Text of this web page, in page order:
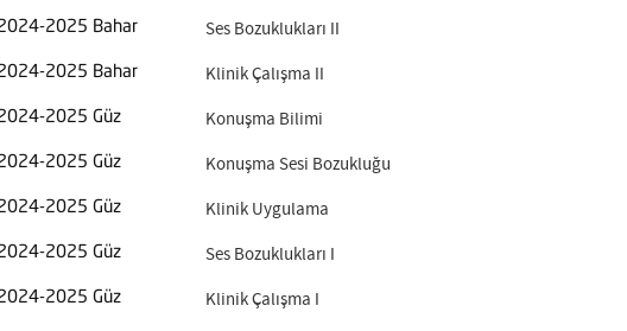
2025 Bahar Ses Bozuklukları II
2025 Bahar Klinik Çalışma II
2025 Güz Konuşma Bilimi
2025 Güz Konuşma Sesi Bozukluğu
2025 Güz Klinik Uygulama
2025 Güz Ses Bozuklukları I
2025 Güz Klinik Çalışma I